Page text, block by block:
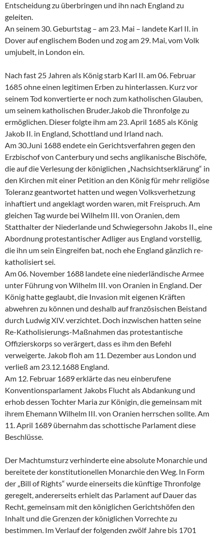
Entscheidung zu überbringen und ihn nach England zu
geleiten.
An seinem 30. Geburtstag – am 23. Mai – landete Karl II. in
Dover auf englischem Boden und zog am 29. Mai, vom Volk
umjubelt, in London ein.
Nach fast 25 Jahren als König starb Karl II. am 06. Februar
1685 ohne einen legitimen Erben zu hinterlassen. Kurz vor
seinem Tod konvertierte er noch zum katholischen Glauben,
um seinem katholischen Bruder.Jakob die Thronfolge zu
ermöglichen. Dieser folgte ihm am 23. April 1685 als König
Jakob II. in England, Schottland und Irland nach.
Am 30.Juni 1688 endete ein Gerichtsverfahren gegen den
Erzbischof von Canterbury und sechs anglikanische Bischöfe,
die auf die Verlesung der königlichen „Nachsichtserklärung“ in
den Kirchen mit einer Petition an den König für mehr religiöse
Toleranz geantwortet hatten und wegen Volksverhetzung
inhaftiert und angeklagt worden waren, mit Freispruch. Am
gleichen Tag wurde bei Wilhelm III. von Oranien, dem
Statthalter der Niederlande und Schwiegersohn Jakobs II., eine
Abordnung protestantischer Adliger aus England vorstellig,
die ihn um sein Eingreifen bat, noch ehe England gänzlich re-
katholisiert sei.
Am 06. November 1688 landete eine niederländische Armee
unter Führung von Wilhelm III. von Oranien in England. Der
König hatte geglaubt, die Invasion mit eigenen Kräften
abwehren zu können und deshalb auf französischen Beistand
durch Ludwig XIV. verzichtet. Doch inzwischen hatten seine
Re-Katholisierungs-Maßnahmen das protestantische
Offizierskorps so verärgert, dass es ihm den Befehl
verweigerte. Jakob floh am 11. Dezember aus London und
verließ am 23.12.1688 England.
Am 12. Februar 1689 erklärte das neu einberufene
Konventionsparlament Jakobs Flucht als Abdankung und
erhob dessen Tochter Maria zur Königin, die gemeinsam mit
ihrem Ehemann Wilhelm III. von Oranien herrschen sollte. Am
11. April 1689 übernahm das schottische Parlament diese
Beschlüsse.
Der Machtumsturz verhinderte eine absolute Monarchie und
bereitete der konstitutionellen Monarchie den Weg. In Form
der „Bill of Rights“ wurde einerseits die künftige Thronfolge
geregelt, andererseits erhielt das Parlament auf Dauer das
Recht, gemeinsam mit den königlichen Gerichtshöfen den
Inhalt und die Grenzen der königlichen Vorrechte zu
bestimmen. Im Verlauf der folgenden zwölf Jahre bis 1701